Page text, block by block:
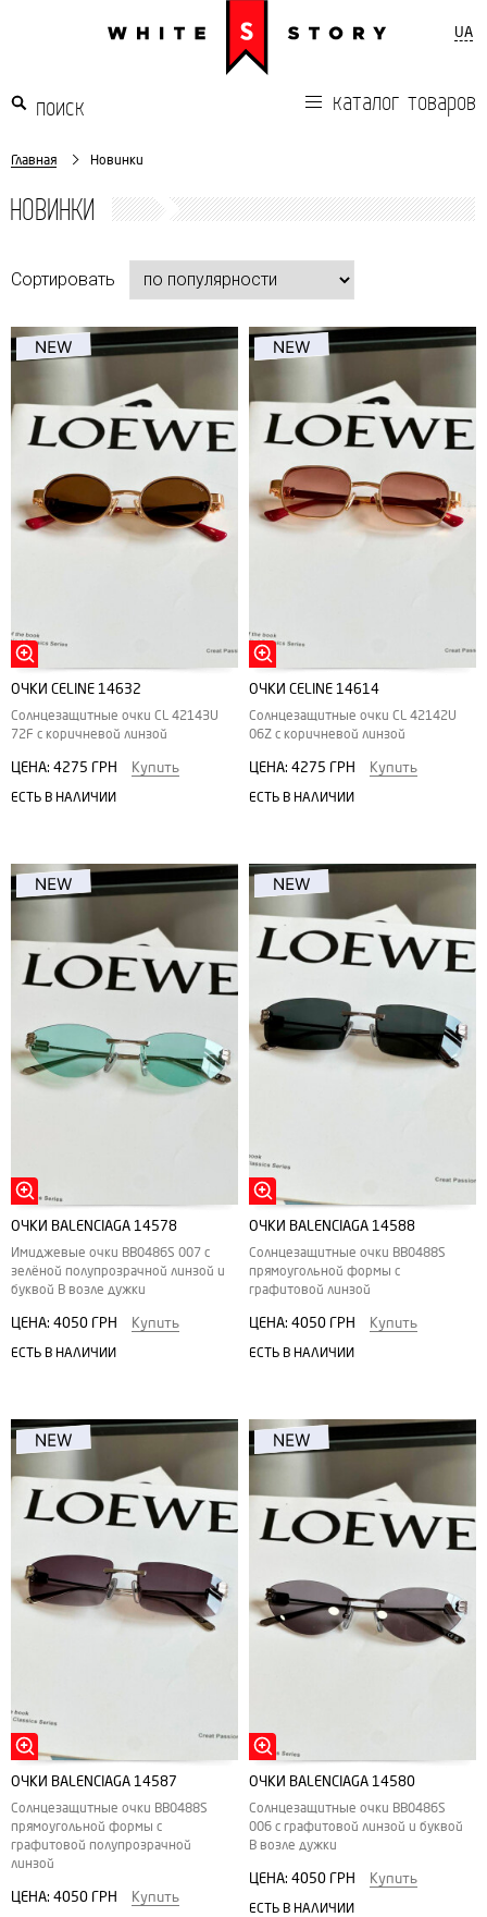
UA
каталог товаров
Главная Новинки
НОВИНКИ
Сортировать
ОЧКИ CELINE 14632
Солнцезащитные очки CL 42143U
72F с коричневой линзой
ЦЕНА: 4275 ГРН Купить
ЕСТЬ В НАЛИЧИИ
ОЧКИ CELINE 14614
Солнцезащитные очки CL 42142U
06Z с коричневой линзой
ЦЕНА: 4275 ГРН Купить
ЕСТЬ В НАЛИЧИИ
ОЧКИ BALENCIAGA 14578
Имиджевые очки BB0486S 007 с
зелёной полупрозрачной линзой и
буквой В возле дужки
ЦЕНА: 4050 ГРН Купить
ЕСТЬ В НАЛИЧИИ
ОЧКИ BALENCIAGA 14588
Солнцезащитные очки ВВ0488S
прямоугольной формы с
графитовой линзой
ЦЕНА: 4050 ГРН Купить
ЕСТЬ В НАЛИЧИИ
ОЧКИ BALENCIAGA 14587
Солнцезащитные очки ВВ0488S
прямоугольной формы с
графитовой полупрозрачной
линзой
ЦЕНА: 4050 ГРН Купить
ОЧКИ BALENCIAGA 14580
Солнцезащитные очки BB0486S
006 с графитовой линзой и буквой
В возле дужки
ЦЕНА: 4050 ГРН Купить
ЕСТЬ В НАЛИЧИИ